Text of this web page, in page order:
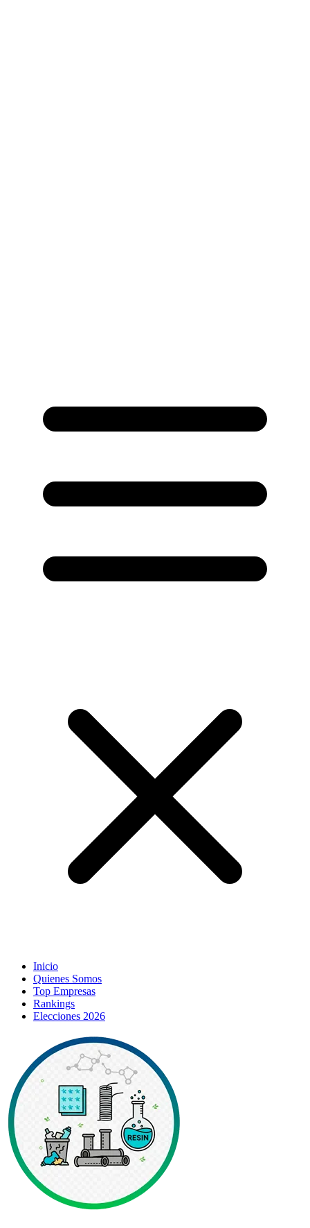
Inicio
Quienes Somos
Top Empresas
Rankings
Elecciones 2026